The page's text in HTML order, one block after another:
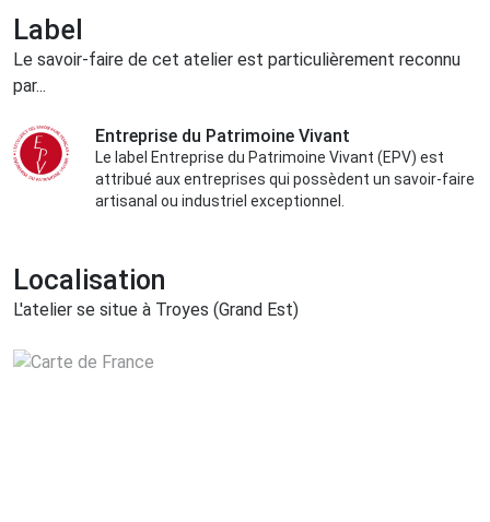
Label
Le savoir-faire de cet atelier est particulièrement reconnu
par...
Entreprise du Patrimoine Vivant
Le label Entreprise du Patrimoine Vivant (EPV) est
attribué aux entreprises qui possèdent un savoir-faire
artisanal ou industriel exceptionnel.
Localisation
L'atelier se situe à Troyes (Grand Est)